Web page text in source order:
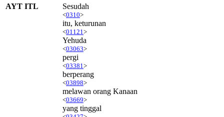
AYT ITL
Sesudah
<0310>
itu, keturunan
<01121 >
Yehuda
<03063>
pergi
<03381 >
berperang
<03898>
melawan orang Kanaan
<03669>
yang tinggal